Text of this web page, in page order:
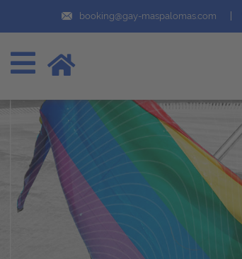
booking@gay-maspalomas.com